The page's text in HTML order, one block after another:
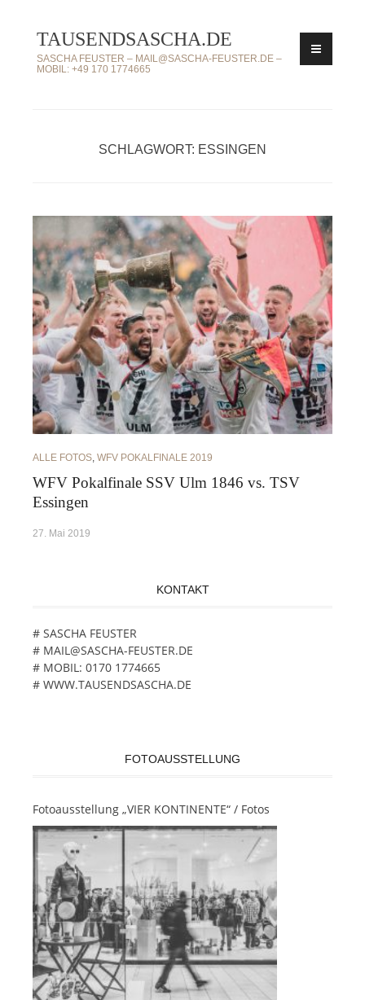
Inhalt
springen
TAUSENDSASCHA.DE
SASCHA FEUSTER – MAIL@SASCHA-FEUSTER.DE –
MOBIL: +49 170 1774665
SCHLAGWORT: ESSINGEN
ALLE FOTOS WFV POKALFINALE 2019
WFV Pokalfinale SSV Ulm 1846 vs. TSV
Essingen
27. Mai 2019
KONTAKT
# SASCHA FEUSTER
# MAIL@SASCHA-FEUSTER.DE
# MOBIL: 0170 1774665
# WWW.TAUSENDSASCHA.DE
FOTOAUSSTELLUNG
Fotoausstellung „VIER KONTINENTE“ / Fotos